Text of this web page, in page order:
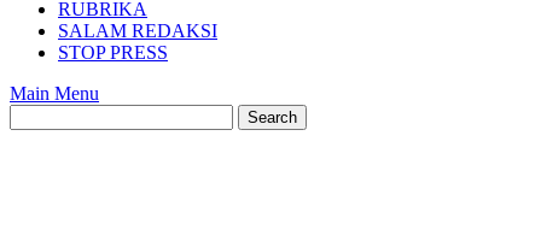
RUBRIKA
SALAM REDAKSI
STOP PRESS
Main Menu